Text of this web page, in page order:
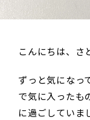
こんにちは、さ
ずっと気になっ
で気に入ったも
に過ごしていま